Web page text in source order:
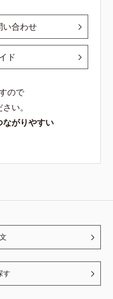
い合わせ
ド
ので
い。
ながりやすい
す